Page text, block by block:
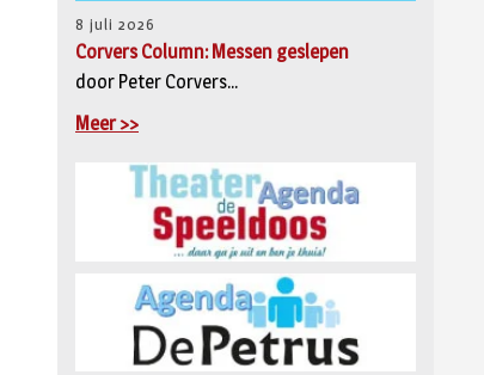
8 juli 2026
Corvers Column: Messen geslepen
door Peter Corvers...
Meer >>